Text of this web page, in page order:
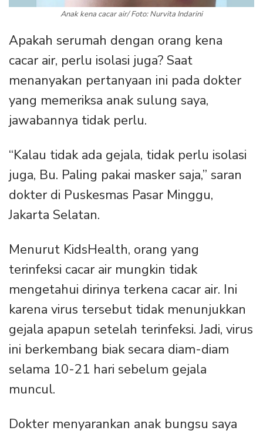
Anak kena cacar air/ Foto: Nurvita Indarini
Apakah serumah dengan orang kena
cacar air, perlu isolasi juga? Saat
menanyakan pertanyaan ini pada dokter
yang memeriksa anak sulung saya,
jawabannya tidak perlu.
“Kalau tidak ada gejala, tidak perlu isolasi
juga, Bu. Paling pakai masker saja,” saran
dokter di Puskesmas Pasar Minggu,
Jakarta Selatan.
Menurut KidsHealth, orang yang
terinfeksi cacar air mungkin tidak
mengetahui dirinya terkena cacar air. Ini
karena virus tersebut tidak menunjukkan
gejala apapun setelah terinfeksi. Jadi, virus
ini berkembang biak secara diam-diam
selama 10-21 hari sebelum gejala
muncul.
Dokter menyarankan anak bungsu saya